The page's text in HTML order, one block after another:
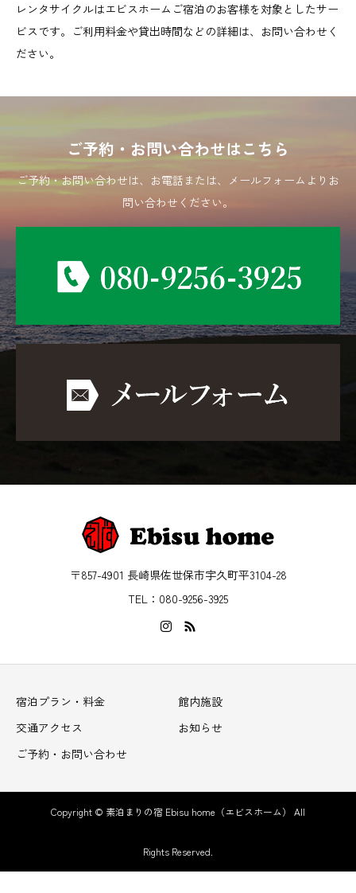
レンタサイクルはエビスホームご宿泊のお客様を対象としたサー
ビスです。ご利用料金や貸出時間などの詳細は、お問い合わせく
ださい。
ご予約・お問い合わせはこちら
ご予約・お問い合わせは、お電話または、メールフォームよりお
問い合わせください。
〒857-4901 長崎県佐世保市宇久町平3104-28
TEL：080-9256-3925
宿泊プラン・料金
館内施設
交通アクセス
お知らせ
ご予約・お問い合わせ
Copyright © 素泊まりの宿 Ebisu home（エビスホーム） All
Rights Reserved.